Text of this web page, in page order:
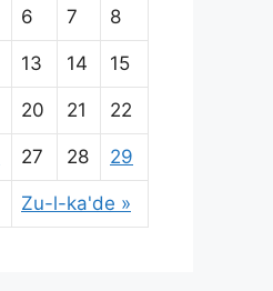
Zu-l-ka'de »
6 7 8
13 14 15
20 21 22
27 28 29